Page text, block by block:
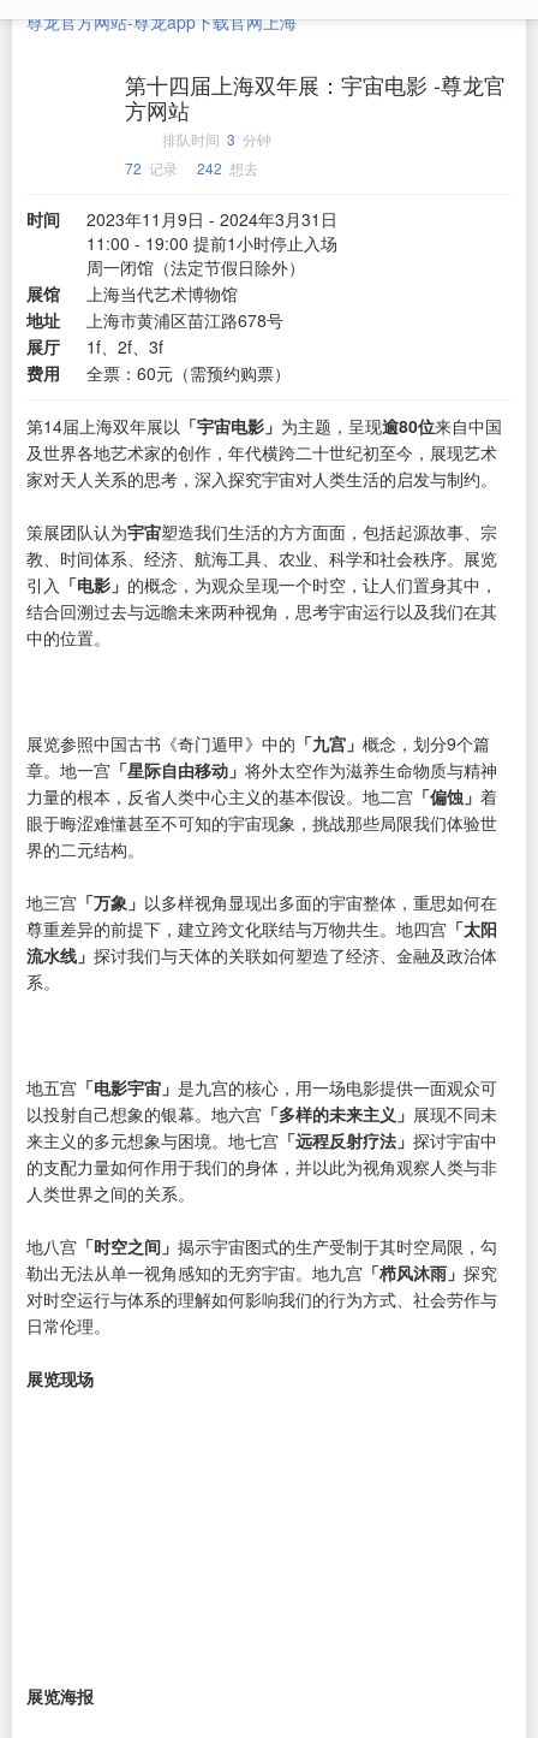
尊龙官方网站-尊龙app下载官网上海
第十四届上海双年展：宇宙电影 -尊龙官
方网站
排队时间 3 分钟
72 记录 242 想去
时间
2023年11月9日 - 2024年3月31日
11:00 - 19:00 提前1小时停止入场
周一闭馆（法定节假日除外）
展馆
上海当代艺术博物馆
地址
上海市黄浦区苗江路678号
展厅
1f、2f、3f
费用
全票：60元（需预约购票）
第14届上海双年展以 「宇宙电影」 为主题，呈现逾80位来自中国
及世界各地艺术家的创作，年代横跨二十世纪初至今，展现艺术
家对天人关系的思考，深入探究宇宙对人类生活的启发与制约。
策展团队认为宇宙塑造我们生活的方方面面，包括起源故事、宗
教、时间体系、经济、航海工具、农业、科学和社会秩序。展览
引入 「电影」 的概念，为观众呈现一个时空，让人们置身其中，
结合回溯过去与远瞻未来两种视角，思考宇宙运行以及我们在其
中的位置。
展览参照中国古书《奇门遁甲》中的 「九宫」 概念，划分9个篇
章。地一宫 「星际自由移动」 将外太空作为滋养生命物质与精神
力量的根本，反省人类中心主义的基本假设。地二宫 「偏蚀」 着
眼于晦涩难懂甚至不可知的宇宙现象，挑战那些局限我们体验世
界的二元结构。
地三宫 「万象」 以多样视角显现出多面的宇宙整体，重思如何在
尊重差异的前提下，建立跨文化联结与万物共生。地四宫 「太阳
流水线」 探讨我们与天体的关联如何塑造了经济、金融及政治体
系。
地五宫 「电影宇宙」 是九宫的核心，用一场电影提供一面观众可
以投射自己想象的银幕。地六宫 「多样的未来主义」 展现不同未
来主义的多元想象与困境。地七宫 「远程反射疗法」 探讨宇宙中
的支配力量如何作用于我们的身体，并以此为视角观察人类与非
人类世界之间的关系。
地八宫 「时空之间」 揭示宇宙图式的生产受制于其时空局限，勾
勒出无法从单一视角感知的无穷宇宙。地九宫 「栉风沐雨」 探究
对时空运行与体系的理解如何影响我们的行为方式、社会劳作与
日常伦理。
展览现场
展览海报